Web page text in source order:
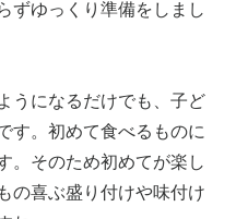
ずゆっくり準備をしまし
うになるだけでも、子ど
す。初めて食べるものに
。そのため初めてが楽し
の喜ぶ盛り付けや味付け